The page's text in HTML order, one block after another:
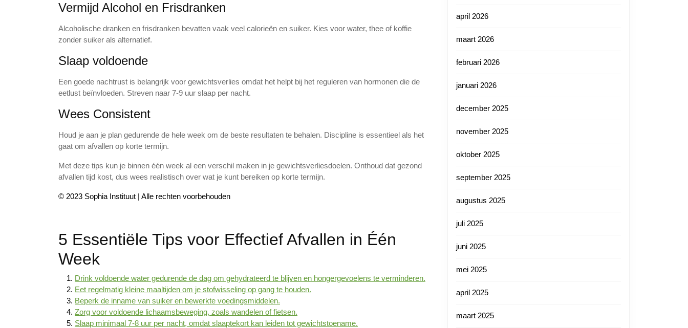
Vermijd Alcohol en Frisdranken
Alcoholische dranken en frisdranken bevatten vaak veel calorieën en suiker. Kies voor water, thee of koffie
zonder suiker als alternatief.
Slaap voldoende
Een goede nachtrust is belangrijk voor gewichtsverlies omdat het helpt bij het reguleren van hormonen die de
eetlust beïnvloeden. Streven naar 7-9 uur slaap per nacht.
Wees Consistent
Houd je aan je plan gedurende de hele week om de beste resultaten te behalen. Discipline is essentieel als het
gaat om afvallen op korte termijn.
Met deze tips kun je binnen één week al een verschil maken in je gewichtsverliesdoelen. Onthoud dat gezond
afvallen tijd kost, dus wees realistisch over wat je kunt bereiken op korte termijn.
© 2023 Sophia Instituut | Alle rechten voorbehouden
5 Essentiële Tips voor Effectief Afvallen in Één
Week
Drink voldoende water gedurende de dag om gehydrateerd te blijven en hongergevoelens te verminderen.
Eet regelmatig kleine maaltijden om je stofwisseling op gang te houden.
Beperk de inname van suiker en bewerkte voedingsmiddelen.
Zorg voor voldoende lichaamsbeweging, zoals wandelen of fietsen.
Slaap minimaal 7-8 uur per nacht, omdat slaaptekort kan leiden tot gewichtstoename.
april 2026
maart 2026
februari 2026
januari 2026
december 2025
november 2025
oktober 2025
september 2025
augustus 2025
juli 2025
juni 2025
mei 2025
april 2025
maart 2025